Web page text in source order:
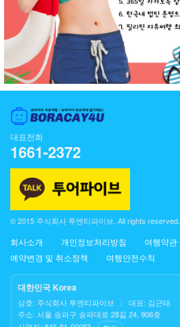
대표전화
1661-2372
© 2015 주식회사 투엔티파이브. All rights reserved.
회사소개 개인정보처리방침 여행약관
예약변경 및 취소정책
여행안전수칙
대한민국 Korea
상호: 주식회사 투엔티파이브 |
대표: 김근태
주소: 서울 송파구 송파대로 28길 24, 906호